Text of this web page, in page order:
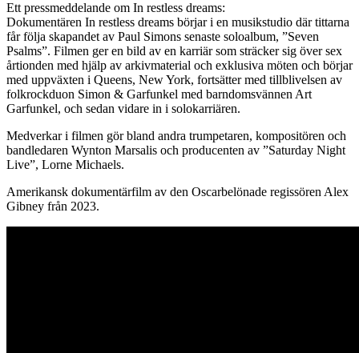
Ett pressmeddelande om In restless dreams:
Dokumentären In restless dreams börjar i en musikstudio där tittarna
får följa skapandet av Paul Simons senaste soloalbum, ”Seven
Psalms”. Filmen ger en bild av en karriär som sträcker sig över sex
årtionden med hjälp av arkivmaterial och exklusiva möten och börjar
med uppväxten i Queens, New York, fortsätter med tillblivelsen av
folkrockduon Simon & Garfunkel med barndomsvännen Art
Garfunkel, och sedan vidare in i solokarriären.
Medverkar i filmen gör bland andra trumpetaren, kompositören och
bandledaren Wynton Marsalis och producenten av ”Saturday Night
Live”, Lorne Michaels.
Amerikansk dokumentärfilm av den Oscarbelönade regissören Alex
Gibney från 2023.